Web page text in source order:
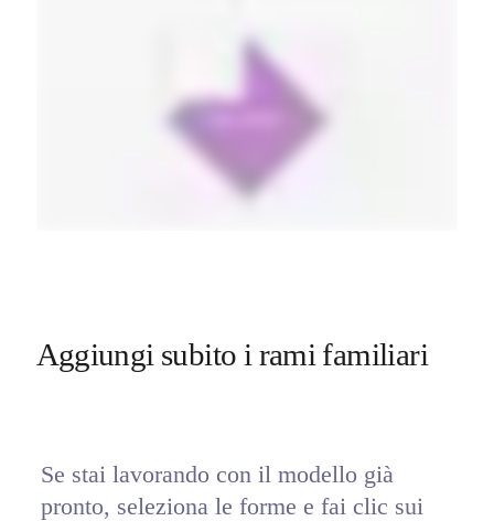
Aggiungi subito i rami familiari
Se stai lavorando con il modello già
pronto, seleziona le forme e fai clic sui